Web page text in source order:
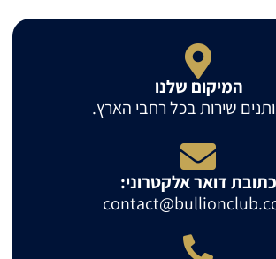
המיקום שלנו
שירות בכל רחבי הארץ.
כתובת דואר אלקטרוני: